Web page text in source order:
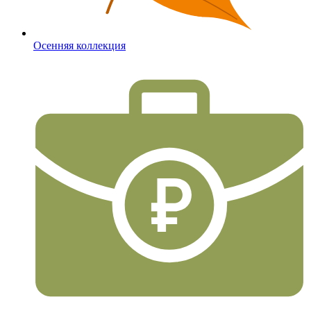
Осенняя коллекция